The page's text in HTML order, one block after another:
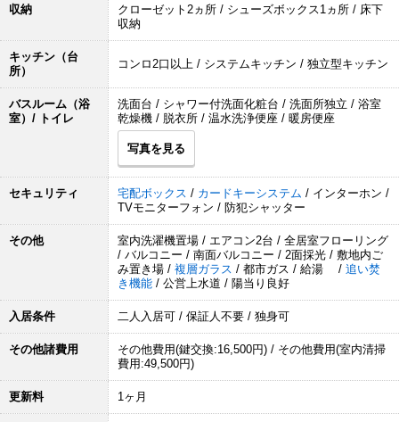
収納
クローゼット2ヵ所 / シューズボックス1ヵ所 / 床下
収納
キッチン（台
所）
コンロ2口以上 / システムキッチン / 独立型キッチン
バスルーム（浴
室）/ トイレ
洗面台 / シャワー付洗面化粧台 / 洗面所独立 / 浴室
乾燥機 / 脱衣所 / 温水洗浄便座 / 暖房便座
写真を見る
セキュリティ 宅配ボックス / カードキーシステム / インターホン /
TVモニターフォン / 防犯シャッター
その他
室内洗濯機置場 / エアコン2台 / 全居室フローリング
/ バルコニー / 南面バルコニー / 2面採光 / 敷地内ご
み置き場 / 複層ガラス / 都市ガス / 給湯 / 追い焚
き機能 / 公営上水道 / 陽当り良好
入居条件 二人入居可 / 保証人不要 / 独身可
その他諸費用
その他費用(鍵交換:16,500円) / その他費用(室内清掃
費用:49,500円)
更新料 1ヶ月